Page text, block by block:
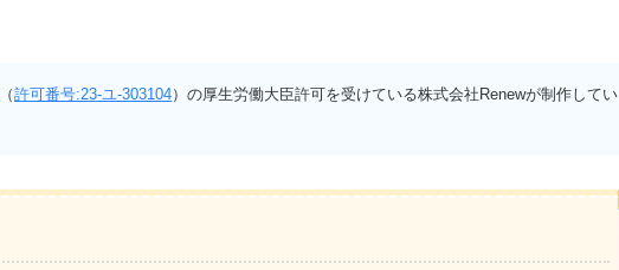
（許可番号:23-ユ-303104）の厚生労働大臣許可を受けている株式会社Renewが制作してい